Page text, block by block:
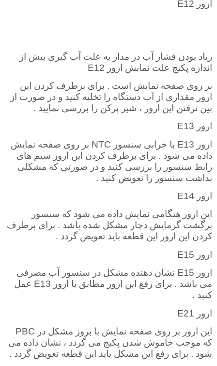
ارور E12
زیاد بودن فشار آب در مدار به علت آب گیری بیش از
اندازه پکیج علت نمایش ارور E12
بر روی صفحه نمایش است . برای برطرف کردن این
ارور مقداری از آب دستگاه را تخلیه کنید و در صورت از
بین نرفتن این ارور ، شیر پرکن را بررسی نمایید .
ارور E13
ارور E13 با خرابی سنسور NTC بر روی صفحه نمایش
داده می شود . برای برطرف کردن این ارور سیم های
رابط سنسور را بررسی کنید و در صورتی که مشکلی
نداشت سنسور را تعویض کنید .
ارور E14
این ارور هنگامی نمایش داده می شود که سنسور
برگشت گرمایش دچار مشکل شده باشد . برای برطرف
کردن این ارور این قطعه باید تعویض گردد .
ارور E15
ارور E15 نشان دهنده مشکل در سنسور آب مصرفی
می باشد . برای رفع این ارور مطابق با ارور E13 عمل
کنید .
ارور E21
این ارور بر روی صفحه نمایش با بروز مشکل در PBC
که موجب خاموش شدن پکیج می گردد ، نشان داده می
شود . برای رفع این مشکل باید این قطعه تعویض گردد .